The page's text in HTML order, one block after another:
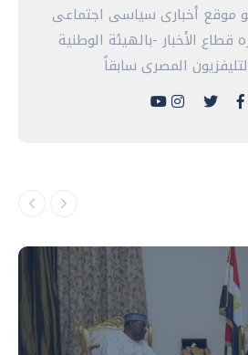
موقع أخبارى سياسى اجتماعى
الأخبار -بالهيئة الوطنية
المصرى سابقاً